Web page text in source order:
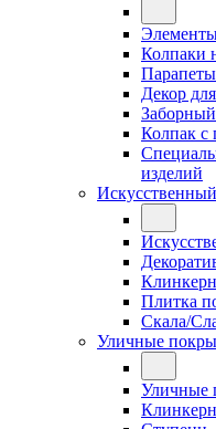
Элементы
Колпаки
Парапеты
Декор
Колпак с
изделий
Плитка
Скала/
Уличные
Уличные